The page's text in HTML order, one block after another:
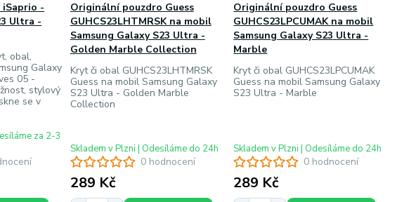
-
Ultra -
obal,
Galaxy
05 -
stylový
se v
za 2-3
0 hodnocení
Originální pouzdro Guess
GUHCS23LHTMRSK na mobil
Samsung Galaxy S23 Ultra -
Golden Marble Collection
Kryt či obal GUHCS23LHTMRSK
Guess na mobil Samsung Galaxy
S23 Ultra - Golden Marble
Collection
289 Kč
Skladem v Plzni | Odesíláme do 24h
0 hodnocení
Originální pouzdro Guess
GUHCS23LPCUMAK na mobil
Samsung Galaxy S23 Ultra -
Marble
Kryt či obal GUHCS23LPCUMAK
Guess na mobil Samsung Galaxy
S23 Ultra - Marble
289 Kč
Skladem v Plzni | Odesíláme do 24h